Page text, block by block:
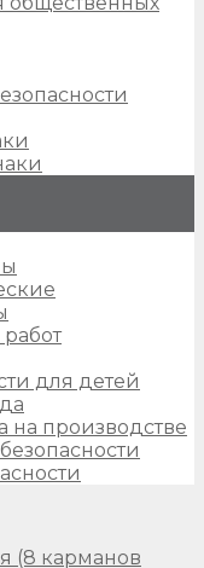
для детей
на производстве